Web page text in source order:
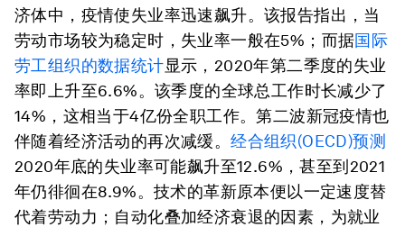
济体中，疫情使失业率迅速飙升。该报告指出，当
劳动市场较为稳定时，失业率一般在5%；而据国际
劳工组织的数据统计显示，2020年第二季度的失业
率即上升至6.6%。该季度的全球总工作时长减少了
14%，这相当于4亿份全职工作。第二波新冠疫情也
伴随着经济活动的再次减缓。经合组织(OECD)预测
2020年底的失业率可能飙升至12.6%，甚至到2021
年仍徘徊在8.9%。技术的革新原本便以一定速度替
代着劳动力；自动化叠加经济衰退的因素，为就业